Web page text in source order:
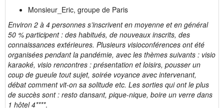
Monsieur_Eric, groupe de Paris
Environ 2 à 4 personnes s’inscrivent en moyenne et en général
50 % participent : des habitués, de nouveaux inscrits, des
connaissances extérieures. Plusieurs visioconférences ont été
organisées pendant la pandémie, avec les thèmes suivants : visio
karaoké, visio rencontres : présentation et loisirs, pousser un
coup de gueule tout sujet, soirée voyance avec intervenant,
débat comment vit-on sa solitude etc. Les sorties qui ont le plus
de succès sont : resto dansant, pique-nique, boire un verre dans
1 hôtel 4****.